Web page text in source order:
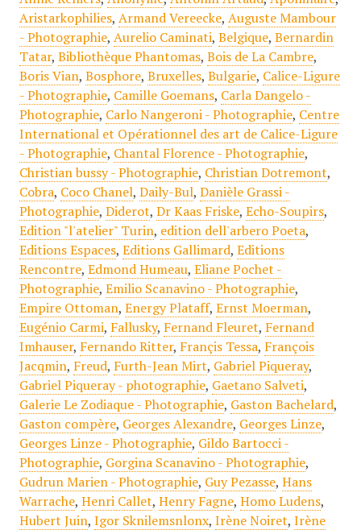
Aristarkophilies, Armand Vereecke, Auguste Mambour
- Photographie, Aurelio Caminati, Belgique, Bernardin
Tatar, Bibliothèque Phantomas, Bois de La Cambre,
Boris Vian, Bosphore, Bruxelles, Bulgarie, Calice-Ligure
- Photographie, Camille Goemans, Carla Dangelo -
Photographie, Carlo Nangeroni - Photographie, Centre
International et Opérationnel des art de Calice-Ligure
- Photographie, Chantal Florence - Photographie,
Christian bussy - Photographie, Christian Dotremont,
Cobra, Coco Chanel, Daily-Bul, Danièle Grassi -
Photographie, Diderot, Dr Kaas Friske, Echo-Soupirs,
Edition "l'atelier" Turin, edition dell'arbero Poeta,
Editions Espaces, Editions Gallimard, Editions
Rencontre, Edmond Humeau, Eliane Pochet -
Photographie, Emilio Scanavino - Photographie,
Empire Ottoman, Energy Plataff, Ernst Moerman,
Eugénio Carmi, Fallusky, Fernand Fleuret, Fernand
Imhauser, Fernando Ritter, Françis Tessa, François
Jacqmin, Freud, Furth-Jean Mirt, Gabriel Piqueray,
Gabriel Piqueray - photographie, Gaetano Salveti,
Galerie Le Zodiaque - Photographie, Gaston Bachelard,
Gaston compère, Georges Alexandre, Georges Linze,
Georges Linze - Photographie, Gildo Bartocci -
Photographie, Gorgina Scanavino - Photographie,
Gudrun Marien - Photographie, Guy Pezasse, Hans
Warrache, Henri Callet, Henry Fagne, Homo Ludens,
Hubert Juin, Igor Sknilemsnlonx, Irène Noiret, Irène